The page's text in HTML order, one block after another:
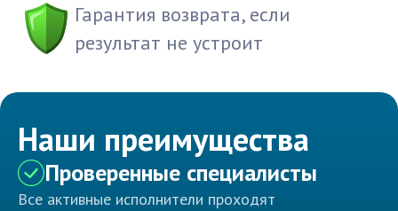
Гарантия возврата, если
результат не устроит
Наши преимущества
Проверенные специалисты
Все активные исполнители проходят